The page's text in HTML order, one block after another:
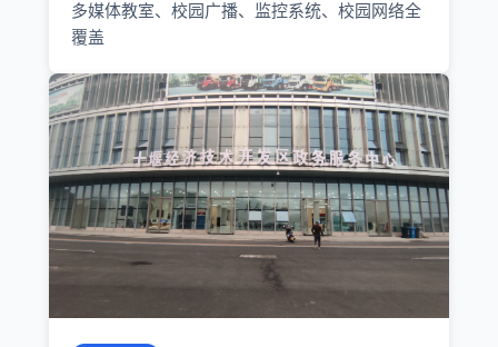
多媒体教室、校园广播、监控系统、校园网络全
覆盖